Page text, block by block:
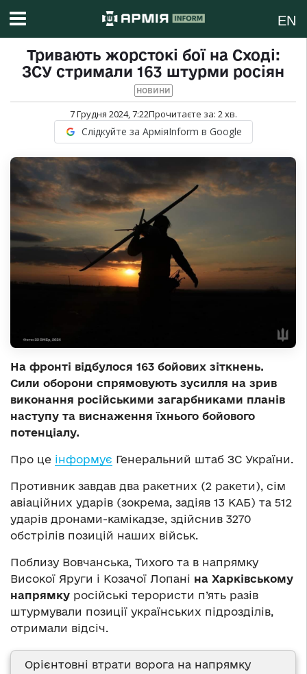
EN
Тривають жорстокі бої на Сході:
ЗСУ стримали 163 штурми росіян
НОВИНИ
7 Грудня 2024, 7:22Прочитаєте за: 2хв.
Слідкуйте за АрміяInform в Google
На фронті відбулося 163 бойових зіткнень.
Сили оборони спрямовують зусилля на зрив
виконання російськими загарбниками планів
наступу та виснаження їхнього бойового
потенціалу.
Про це інформує Генеральний штаб ЗС України.
Противник завдав два ракетних (2 ракети), сім
авіаційних ударів (зокрема, задіяв 13 КАБ) та 512
ударів дронами-камікадзе, здійснив 3270
обстрілів позицій наших військ.
Поблизу Вовчанська, Тихого та в напрямку
Високої Яруги і Козачої Лопані на Харківському
напрямку російські терористи п’ять разів
штурмували позиції українських підрозділів,
отримали відсіч.
Орієнтовні втрати ворога на напрямку